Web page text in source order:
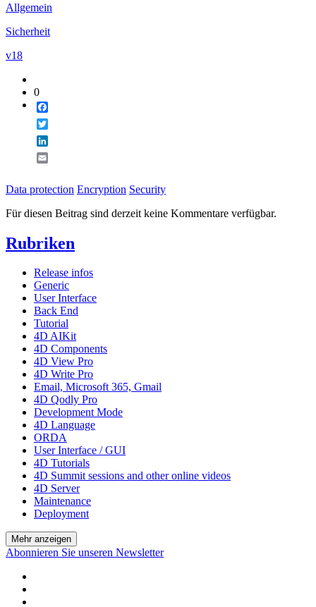
Allgemein
Sicherheit
v18
0
Data protection Encryption Security
Für diesen Beitrag sind derzeit keine Kommentare verfügbar.
Rubriken
Release infos
Generic
User Interface
Back End
Tutorial
4D AIKit
4D Components
4D View Pro
4D Write Pro
Email, Microsoft 365, Gmail
4D Qodly Pro
Development Mode
4D Language
ORDA
User Interface / GUI
4D Tutorials
4D Summit sessions and other online videos
4D Server
Maintenance
Deployment
Mehr anzeigen
Abonnieren Sie unseren Newsletter